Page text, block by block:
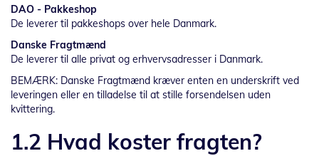
DAO - Pakkeshop
De leverer til pakkeshops over hele Danmark.
Danske Fragtmænd
De leverer til alle privat og erhvervsadresser i Danmark.
BEMÆRK: Danske Fragtmænd kræver enten en underskrift ved
leveringen eller en tilladelse til at stille forsendelsen uden
kvittering.
1.2 Hvad koster fragten?